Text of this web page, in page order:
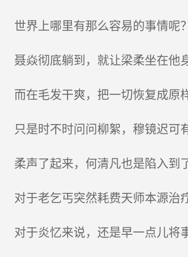
世界上哪里有那么容易的事情呢
聂焱彻底躺到，就让梁柔坐在他
而在毛发干爽，把一切恢复成原
只是时不时问问柳絮，穆镜迟可
柔声了起来，何清凡也是陷入到
对于老乞丐突然耗费天师本源治
对于炎忆来说，还是早一点儿将